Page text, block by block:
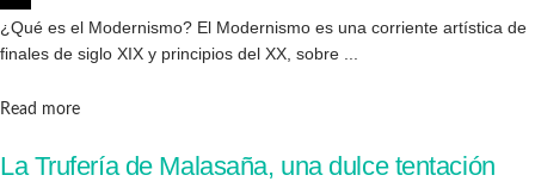
¿Qué es el Modernismo? El Modernismo es una corriente artística de
finales de siglo XIX y principios del XX, sobre ...
Read moreDetails
La Trufería de Malasaña, una dulce tentación